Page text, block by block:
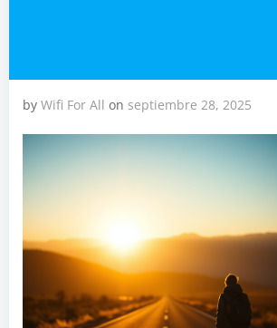
by Wifi For All on septiembre 28, 2025